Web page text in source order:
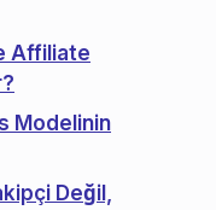
Affiliate
Modelinin
Değil,